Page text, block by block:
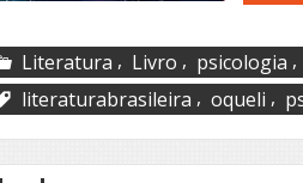
Literatura , Livro , psicologia ,
literaturabrasileira , oqueli ,